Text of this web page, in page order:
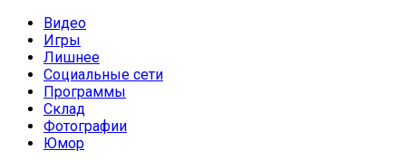
Видео
Игры
Лишнее
Социальные сети
Программы
Склад
Фотографии
Юмор